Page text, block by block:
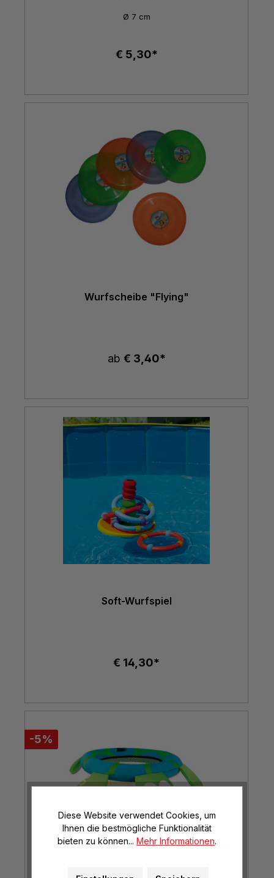
Ø 7 cm
€ 5,30*
Wurfscheibe "Flying"
ab € 3,40*
Soft-Wurfspiel
€ 14,30*
-5%
Diese Website verwendet Cookies, um
Ihnen die bestmögliche Funktionalität
bieten zu können... Mehr Informationen.